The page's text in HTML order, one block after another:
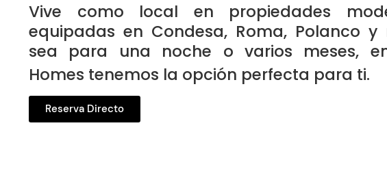
Vive como local en propiedades
equipadas en Condesa, Roma, Polanco y
sea para una noche o varios meses,
Homes tenemos la opción perfecta para ti.
Reserva Directo